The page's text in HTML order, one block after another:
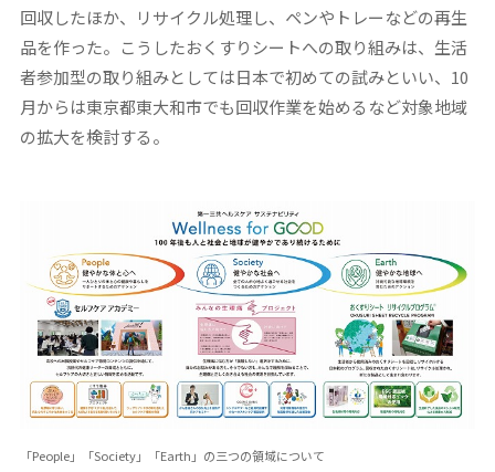
回収したほか、リサイクル処理し、ペンやトレーなどの再生
品を作った。こうしたおくすりシートへの取り組みは、生活
者参加型の取り組みとしては日本で初めての試みといい、10
月からは東京都東大和市でも回収作業を始めるなど対象地域
の拡大を検討する。
「People」「Society」「Earth」の三つの領域について